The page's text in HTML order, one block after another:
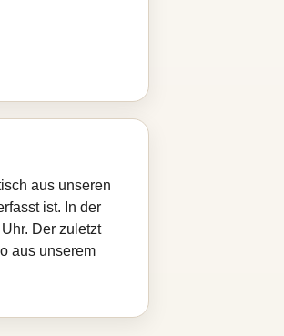
aus unseren
ist. In der
Der zuletzt
aus unserem